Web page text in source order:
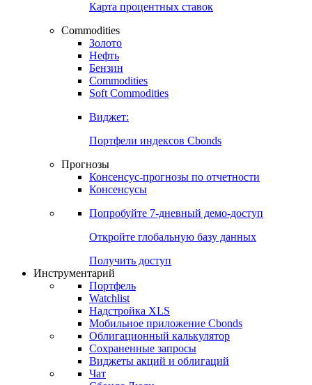
Росстат
Виджет:
Карта процентных ставок
Commodities
Золото
Бензин
Soft Commodities
Виджет:
Портфели индексов Cbonds
Прогнозы
Консенсусы
Попробуйте7-дневный
Откройте глобальную базу данных
Получить доступ
Инструментарий
Портфель
Watchlist
Надстройка XLS
Мобильное приложение Cbonds